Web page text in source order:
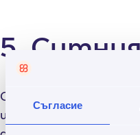
Съгласие
5.
Съгласно Закона за
шрифтът в